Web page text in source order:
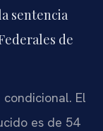
sentencia
de
El
es de 54